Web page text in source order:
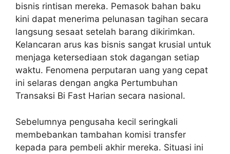
bisnis rintisan mereka. Pemasok bahan baku
kini dapat menerima pelunasan tagihan secara
langsung sesaat setelah barang dikirimkan.
Kelancaran arus kas bisnis sangat krusial untuk
menjaga ketersediaan stok dagangan setiap
waktu. Fenomena perputaran uang yang cepat
ini selaras dengan angka Pertumbuhan
Transaksi Bi Fast Harian secara nasional.
Sebelumnya pengusaha kecil seringkali
membebankan tambahan komisi transfer
kepada para pembeli akhir mereka. Situasi ini